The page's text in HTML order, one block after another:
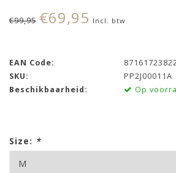
€99,95 €69,95 Incl. btw
EAN Code:
SKU:
PP2J00011A
Beschikbaarheid:
Op
Size: *